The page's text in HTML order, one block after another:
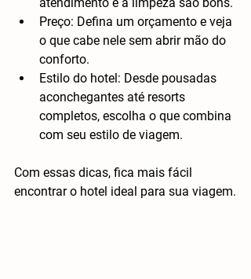
Preço: Defina um orçamento e veja
o que cabe nele sem abrir mão do
conforto.
Estilo do hotel: Desde pousadas
aconchegantes até resorts
completos, escolha o que combina
com seu estilo de viagem.
Com essas dicas, fica mais fácil
encontrar o hotel ideal para sua viagem.